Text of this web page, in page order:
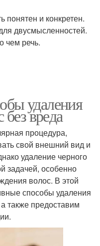
и конкретен.
двусмысленностей.
чем речь.
удаления
без вреда
процедура,
свой внешний вид и
удаление черного
задачей, особенно
волос. В этой
способы удаления
также предоставим